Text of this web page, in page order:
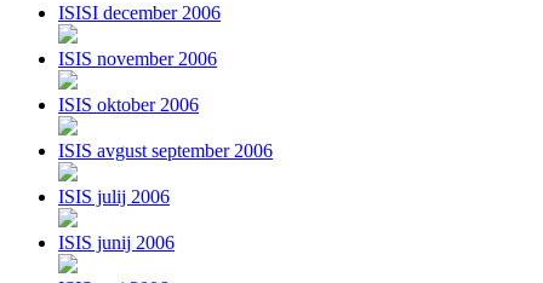
ISISI december 2006
ISIS november 2006
ISIS oktober 2006
ISIS avgust september 2006
ISIS julij 2006
ISIS junij 2006